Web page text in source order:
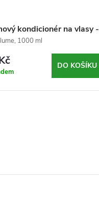
kondicionér na vlasy -
- Echosline - 1000 ml
1000 ml
DO KOŠÍKU